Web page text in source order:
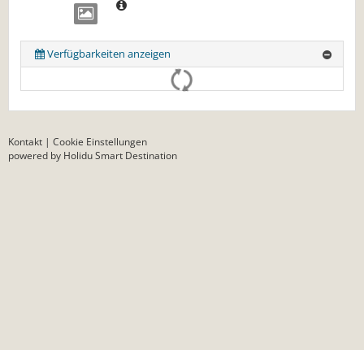
Verfügbarkeiten anzeigen
Kontakt | Cookie Einstellungen
powered by Holidu Smart Destination